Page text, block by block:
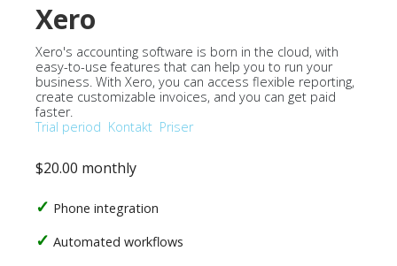
Xero
Xero's accounting software is born in the cloud, with
easy-to-use features that can help you to run your
business. With Xero, you can access flexible reporting,
create customizable invoices, and you can get paid
faster.
Trial period Kontakt Priser
$20.00 monthly
Phone integration
Automated workflows